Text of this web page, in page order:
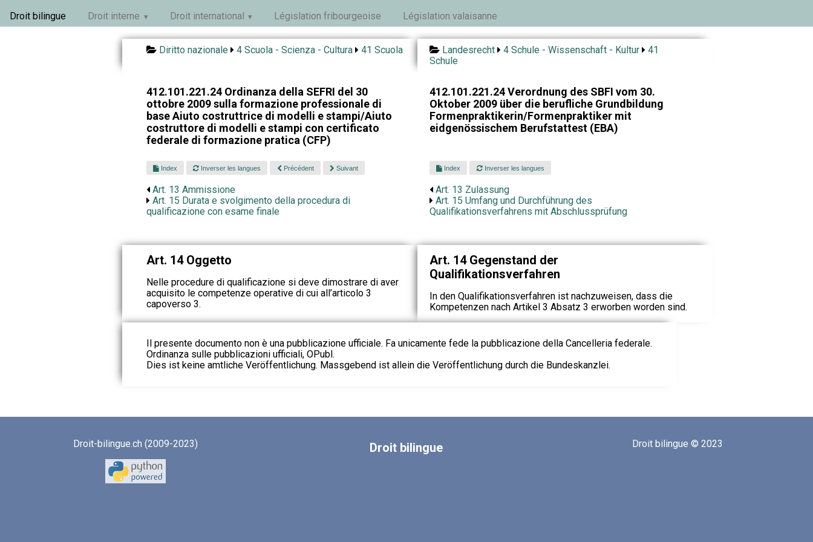
Droit bilingue Droit interne Droit international Législation fribourgeoise Législation valaisanne
Diritto nazionale 4 Scuola - Scienza - Cultura 41 Scuola Landesrecht 4 Schule - Wissenschaft - Kultur
41
Schule
412.101.221.24 Ordinanza della SEFRI del 30
ottobre 2009 sulla formazione professionale di
base Aiuto costruttrice di modelli e stampi/Aiuto
costruttore di modelli e stampi con certificato
federale di formazione pratica (CFP)
412.101.221.24 Verordnung des SBFI vom 30.
Oktober 2009 über die berufliche Grundbildung
Formenpraktikerin/Formenpraktiker mit
eidgenössischem Berufstattest (EBA)
Index Inverser les langues Précédent Suivant
Art. 13 Ammissione
Art. 15 Durata e svolgimento della procedura di
qualificazione con esame finale
Index Inverser les langues
Art. 13 Zulassung
Art. 15 Umfang und Durchführung des
Qualifikationsverfahrens mit Abschlussprüfung
Art. 14 Oggetto
Nelle procedure di qualificazione si deve dimostrare di aver
acquisito le competenze operative di cui all’articolo 3
capoverso 3.
Art. 14 Gegenstand der
Qualifikationsverfahren
In den Qualifikationsverfahren ist nachzuweisen, dass die
Kompetenzen nach Artikel 3 Absatz 3 erworben worden sind.
Il presente documento non è una pubblicazione ufficiale. Fa unicamente fede la pubblicazione della Cancelleria federale.
Ordinanza sulle pubblicazioni ufficiali, OPubl.
Dies ist keine amtliche Veröffentlichung. Massgebend ist allein die Veröffentlichung durch die Bundeskanzlei.
Droit-bilingue.ch (2009-2023) Droit bilingue Droit bilingue © 2023